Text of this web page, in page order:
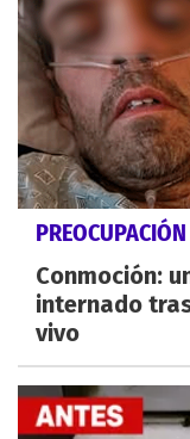
PREOCUPACIÓN
Conmoción:
internado
vivo